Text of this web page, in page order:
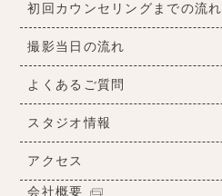
初回カウンセリングまでの流れ
撮影当日の流れ
よくあるご質問
スタジオ情報
アクセス
会社概要